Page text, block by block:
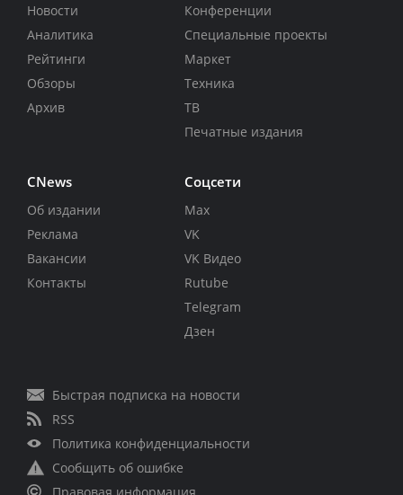
Новости
Аналитика
Рейтинги
Обзоры
Архив
Конференции
Специальные проекты
Маркет
Техника
ТВ
Печатные издания
CNews
Об издании
Реклама
Вакансии
Контакты
Соцсети
Max
VK
VK Видео
Rutube
Telegram
Дзен
Быстрая подписка на новости
RSS
Политика конфиденциальности
Сообщить об ошибке